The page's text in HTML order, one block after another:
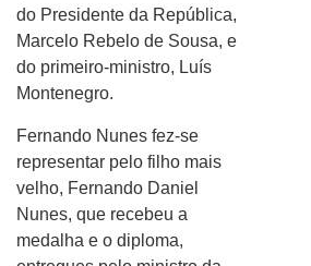
do Presidente da República,
Marcelo Rebelo de Sousa, e
do primeiro-ministro, Luís
Montenegro.
Fernando Nunes fez-se
representar pelo filho mais
velho, Fernando Daniel
Nunes, que recebeu a
medalha e o diploma,